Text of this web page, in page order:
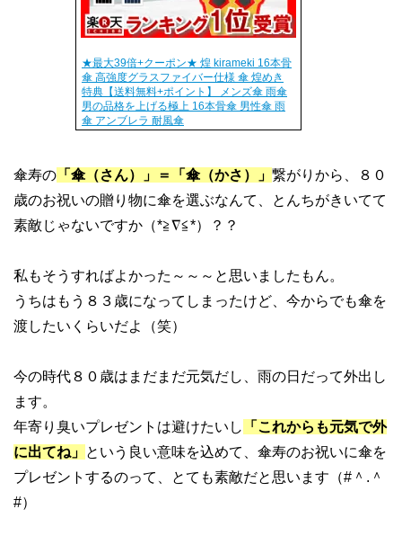
★最大39倍+クーポン★ 煌 kirameki 16本骨
傘 高強度グラスファイバー仕様 傘 煌めき
特典【送料無料+ポイント】 メンズ傘 雨傘
男の品格を上げる極上 16本骨傘 男性傘 雨
傘 アンブレラ 耐風傘
傘寿の 「傘（さん）」＝「傘（かさ）」 繋がりから、８０
歳のお祝いの贈り物に傘を選ぶなんて、とんちがきいてて
素敵じゃないですか（*≧∇≦*）？？
私もそうすればよかった～～～と思いましたもん。
うちはもう８３歳になってしまったけど、今からでも傘を
渡したいくらいだよ（笑）
今の時代８０歳はまだまだ元気だし、雨の日だって外出し
ます。
年寄り臭いプレゼントは避けたいし
「これからも元気で外
に出てね」 という良い意味を込めて、傘寿のお祝いに傘を
プレゼントするのって、とても素敵だと思います（#＾.＾
#）